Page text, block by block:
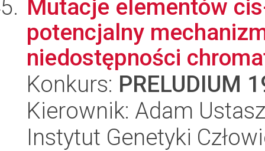
Mutacje elementów
potencjalny
niedostępności
Konkurs: PRELUDIUM
Kierownik: Adam
Instytut Genetyki